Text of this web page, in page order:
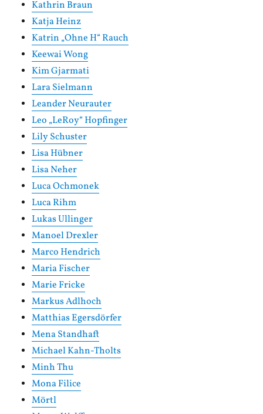
Kathrin Braun
Katja Heinz
Katrin „Ohne H“ Rauch
Keewai Wong
Kim Gjarmati
Lara Sielmann
Leander Neurauter
Leo „LeRoy“ Hopfinger
Lily Schuster
Lisa Hübner
Lisa Neher
Luca Ochmonek
Luca Rihm
Lukas Ullinger
Manoel Drexler
Marco Hendrich
Maria Fischer
Marie Fricke
Markus Adlhoch
Matthias Egersdörfer
Mena Standhaft
Michael Kahn-Tholts
Minh Thu
Mona Filice
Mörtl